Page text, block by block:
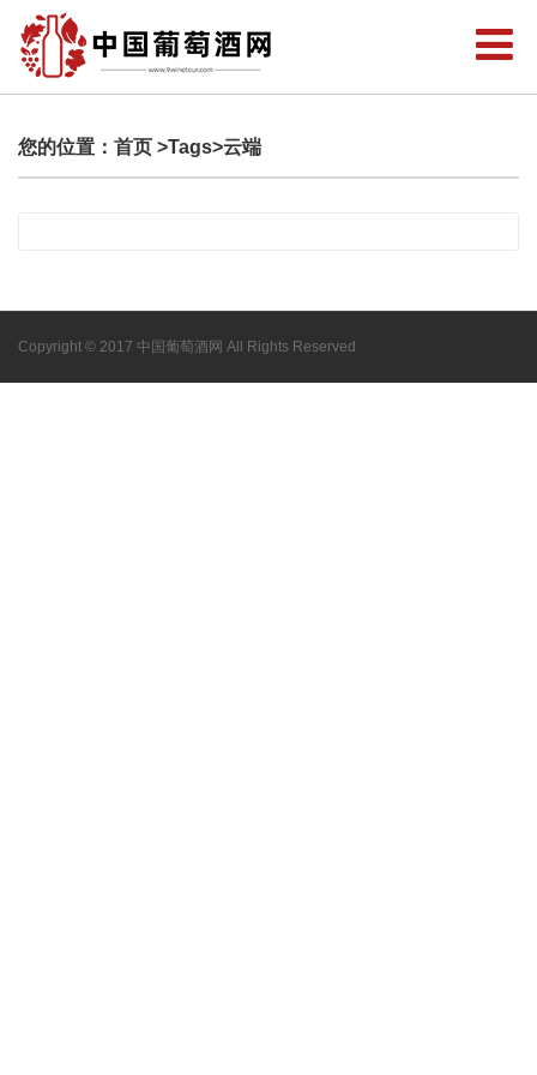
您的位置： 首页 >Tags>云端
Copyright © 2017 中国葡萄酒网 All Rights Reserved